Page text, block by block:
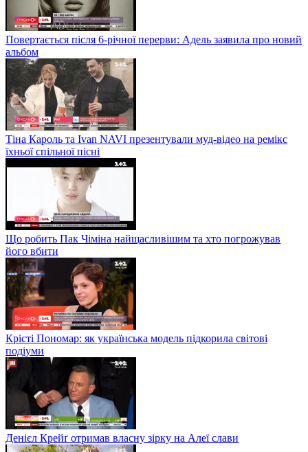
Повертається після 6-річної перерви: Адель заявила про новий
альбом
Тіна Кароль та Ivan NAVI презентували муд-відео на ремікс
їхньої спільної пісні
Що робить Пак Чіміна найщасливішим та хто погрожував
його вбити
Крісті Пономар: як українська модель підкорила світові
подіуми
Денієл Крейґ отримав власну зірку на Алеї слави